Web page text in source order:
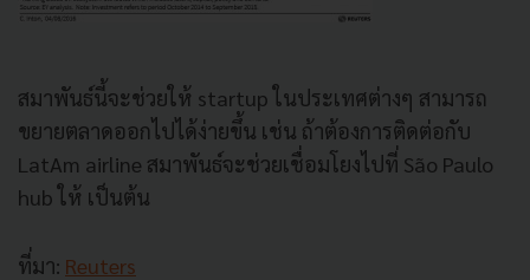
สมาพันธ์นี้จะช่วยให้ startup ในประเทศต่างๆ สามารถ
ขยายตลาดออกไปได้ง่ายขึ้น เช่น ถ้าต้องการติดต่อกับ
LatAm airline สมาพันธ์จะช่วยเชื่อมโยงไปที่ São Paulo
hub ให้ เป็นต้น
ที่มา: Reuters